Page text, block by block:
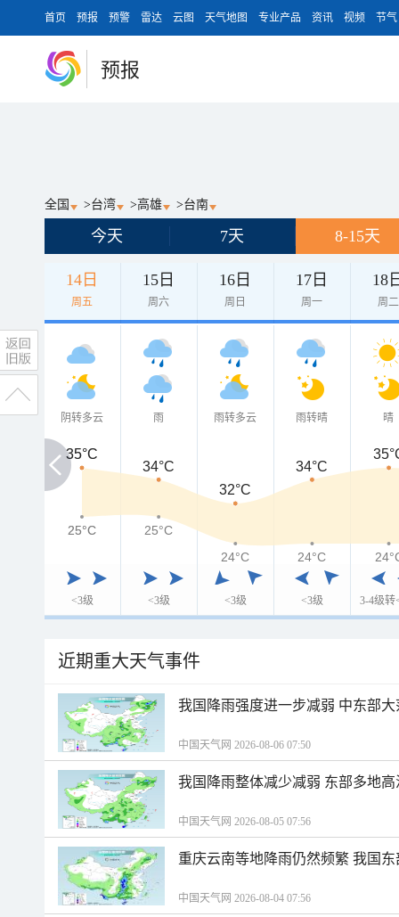
首页 预报 预警 雷达 云图 天气地图 专业产品 资讯 视频 节气
预报
全国 >台湾 >高雄 >台南
今天 7天 8-15天
14日
周五
15日
周六
16日
周日
17日
周一
18
周二
阴转多云
<3级
雨
<3级
雨转多云
<3级
雨转晴
<3级
晴
3-4级转
35°C
35°C
34°C
32°C
34°C
25°C
25°C
25°C
24°C
24°C
近期重大天气事件
我国降雨强度进一步减弱 中东部
中国天气网 2026-08-06 07:50
我国降雨整体减少减弱 东部多地
中国天气网 2026-08-05 07:56
重庆云南等地降雨仍然频繁 我国
中国天气网 2026-08-04 07:56